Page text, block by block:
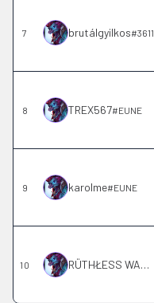
7 brutálgyilkos#3611
8 TREX567#EUNE
9 karolme#EUNE
10 RÜTHŁESS WAÑHÉDA